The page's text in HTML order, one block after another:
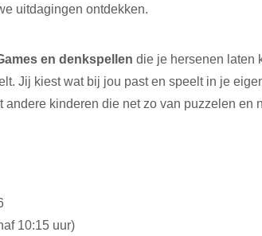
uitdagingen ontdekken.
en denkspellen die je hersenen laten
Jij kiest wat bij jou past en speelt in je
andere kinderen die net zo van puzzelen en
10:15 uur)